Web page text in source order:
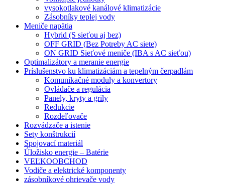
vysokotlakové kanálové klimatizácie
Zásobníky teplej vody
Meniče napätia
Hybrid (S sieťou aj bez)
OFF GRID (Bez Potreby AC siete)
ON GRID Sieťové meniče (IBA s AC sieťou)
Optimalizátory a meranie energie
Príslušenstvo ku klimatizáciám a tepelným čerpadlám
Komunikačné moduly a konvertory
Ovládače a regulácia
Panely, kryty a grily
Redukcie
Rozdeľovače
Rozvádzače a istenie
Sety konštrukcií
Spojovací materiál
Úložisko energie – Batérie
VEĽKOOBCHOD
Vodiče a elektrické komponenty
zásobníkové ohrievače vody